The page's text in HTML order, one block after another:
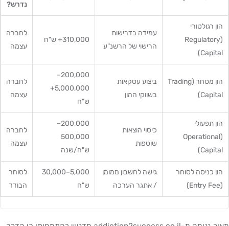
נדרש?
הון רגולטורי
(Regulatory
Capital)
עמידה בדרישות
הרישוי של הרשנ"ע
310,000+ ש"ח
לחברה
עצמה
הון מסחר (Trading
Capital)
ביצוע עסקאות
בשווקי ההון
200,000–
5,000,000+
ש"ח
לחברה
עצמה
הון תפעולי
(Operational
Capital)
כיסוי הוצאות
שוטפות
200,000–
500,000
ש"ח/שנה
לחברה
עצמה
הון כניסה לסוחר
(Entry Fee)
גישה לחשבון ממומן
/ אתגר הערכה
5,000–30,000
ש"ח
לסוחר
הבודד